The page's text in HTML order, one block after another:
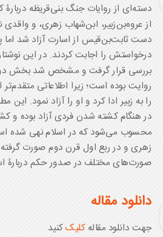
دسته‌ای از روایات جنگ بنی‌قریظه
از عروه‌بن‌زبیر، ابن‌شهاب زهری، و
دست ثابت‌بن‌قیس از اسارت آزاد شد اما
درخواستش را اجابت کردند. در این
بررسی قرار گرفت و مشخص شد بخش دوم
روایت بوده است؛ زیرا اطلاعاتی
را به زبیر ادا کرد و او را آزاد نمود.
در هنگام کشته شدن فردی آزاد بوده و
محسوب می‌شود که در اسلام نهی شده
زهری و در ربع اول قرن دوم صورت
صورت‌های مختلف در صدور حکم دربارۀ
دانلود مقاله
جهت دانلود مقالهکلیککنید